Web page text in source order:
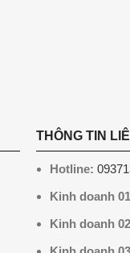
THÔNG TIN
Hotline:
Kinh doanh
Kinh doanh